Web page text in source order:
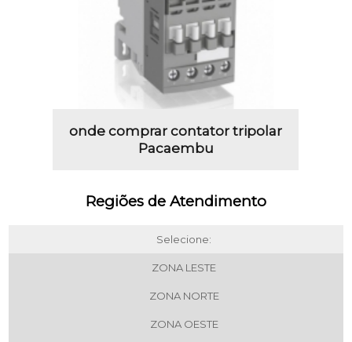
onde comprar contator tripolar
Pacaembu
Regiões de Atendimento
Selecione:
ZONA LESTE
ZONA NORTE
ZONA OESTE